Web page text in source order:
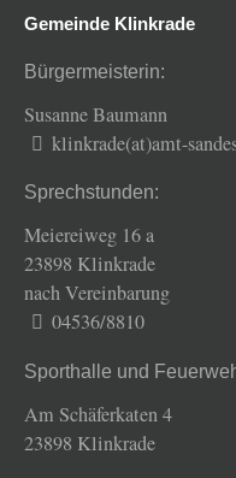
Gemeinde Klinkrade
Bürgermeisterin:
Susanne Baumann
klinkrade(at)amt-
Sprechstunden:
Meiereiweg 16 a
23898 Klinkrade
nach Vereinbarung
04536/8810
Sporthalle und
Am Schäferkaten 4
23898 Klinkrade